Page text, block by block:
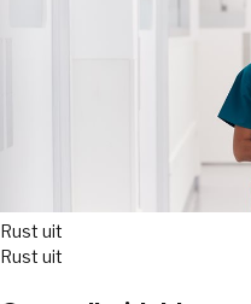
Rust uit
Rust uit